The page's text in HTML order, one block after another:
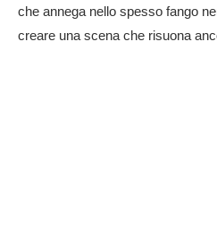
che annega nello spesso fango
creare una scena che risuona